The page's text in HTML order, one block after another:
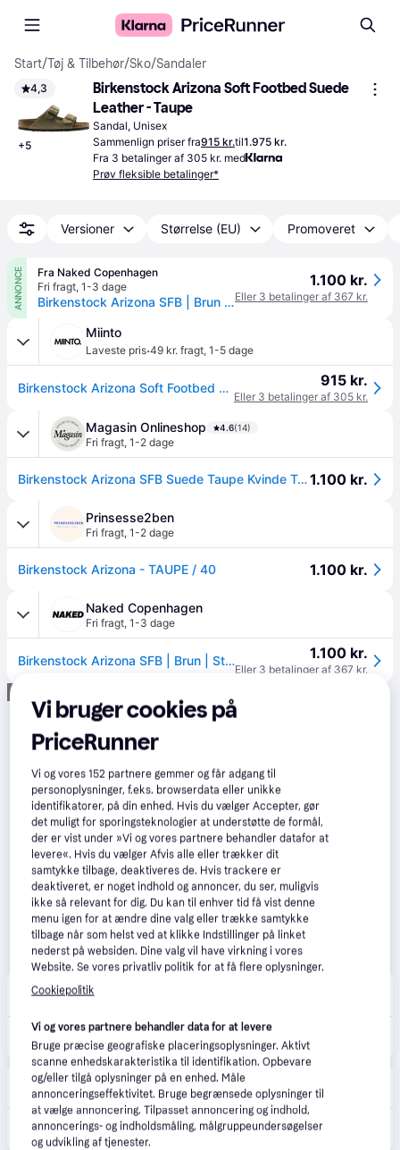
Start/Tøj & Tilbehør/Sko/Sandaler
4,3
+5
Birkenstock Arizona Soft Footbed Suede
Leather - Taupe
Sandal, Unisex
Sammenlign priser fra915 kr.til1.975 kr.
Fra 3 betalinger af 305 kr. med
Prøv fleksible betalinger*
Versioner Størrelse (EU) Promoveret
ANNONCE
Fra Naked Copenhagen
Fri fragt, 1-3 dage
Birkenstock Arizona SFB | Brun | Størrelse: 37 | Unisex
1.100 kr.
Eller 3 betalinger af 367 kr.
Miinto
Laveste pris·49 kr. fragt, 1-5 dage
Birkenstock Arizona Soft Footbed Narrow Fit - Sko - Herre - Grøn - 39 EU - 915 kr.
Eller 3 betalinger af 305 kr.
Magasin Onlineshop 4.6(14)
Fri fragt, 1-2 dage
Birkenstock Arizona SFB Suede Taupe Kvinde Taupe Flade Sandaler Str 37 - hos Magasin.1.100 kr.
Prinsesse2ben
Fri fragt, 1-2 dage
Birkenstock Arizona - TAUPE / 40 1.100 kr.
Naked Copenhagen
Fri fragt, 1-3 dage
Birkenstock Arizona SFB | Brun | Størrelse: 37 | Unisex 1.100 kr.
Eller 3 betalinger af 367 kr.
Annonce
Le Fix
Birkenstock Arizona Suede Leather I Taupe - 40
Eller 3 betalinger af 367 kr.
ABOUT YOU
Fri fragt,3-4 dage
BIRKENSTOCK Sandaler 'Arizona' taupe 965 kr.
Vi bruger cookies på
PriceRunner
Vi og vores152 partnere gemmer og får adgang til
personoplysninger, f.eks. browserdata eller unikke
identifikatorer, på din enhed. Hvis du vælger Accepter, gør
det muligt for sporingsteknologier at understøtte de formål,
der er vist under »Vi og vores partnere behandler datafor at
levere«. Hvis du vælger Afvis alle eller trækker dit
samtykke tilbage, deaktiveres de. Hvis trackere er
deaktiveret, er noget indhold og annoncer, du ser, muligvis
ikke så relevant for dig. Du kan til enhver tid få vist denne
menu igen for at ændre dine valg eller trække samtykke
tilbage når som helst ved at klikke Indstillinger på linket
nederst på websiden. Dine valg vil have virkning i vores
Website. Se vores privatliv politik for at få flere oplysninger.
Cookiepolitik
Vi og vores partnere behandler data for at levere
Bruge præcise geografiske placeringsoplysninger. Aktivt
scanne enhedskarakteristika til identifikation. Opbevare
og/eller tilgå oplysninger på en enhed. Måle
annonceringseffektivitet. Bruge begrænsede oplysninger til
at vælge annoncering. Tilpasset annoncering og indhold,
annoncerings- og indholdsmåling, målgruppeundersøgelser
og udvikling af tjenester.